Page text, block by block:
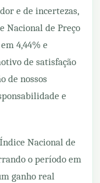
e de incertezas,
Nacional de Preço
4,44% e
de satisfação
de nossos
e
Nacional de
o período em
ganho real